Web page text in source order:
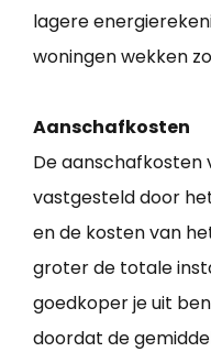
lagere
woningen wekken
Aanschafkosten
De aanschafkosten
vastgesteld door
en de kosten van
groter de totale
goedkoper je uit
doordat de